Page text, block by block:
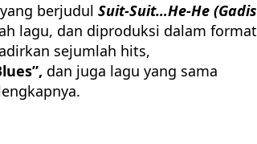
berjudul Suit-Suit…He-He (Gadis
lagu, dan diproduksi dalam format
sejumlah hits,
dan juga lagu yang sama